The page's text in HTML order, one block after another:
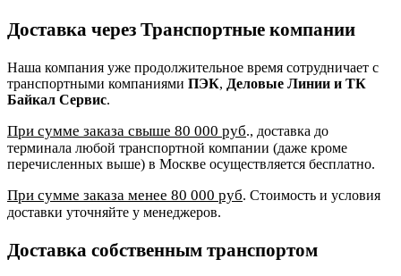
Доставка через Транспортные компании
Наша компания уже продолжительное время сотрудничает с
транспортными компаниями ПЭК, Деловые Линии и ТК
Байкал Сервис.
При сумме заказа свыше 80 000 руб., доставка до
терминала любой транспортной компании (даже кроме
перечисленных выше) в Москве осуществляется бесплатно.
При сумме заказа менее 80 000 руб. Стоимость и условия
доставки уточняйте у менеджеров.
Доставка собственным транспортом